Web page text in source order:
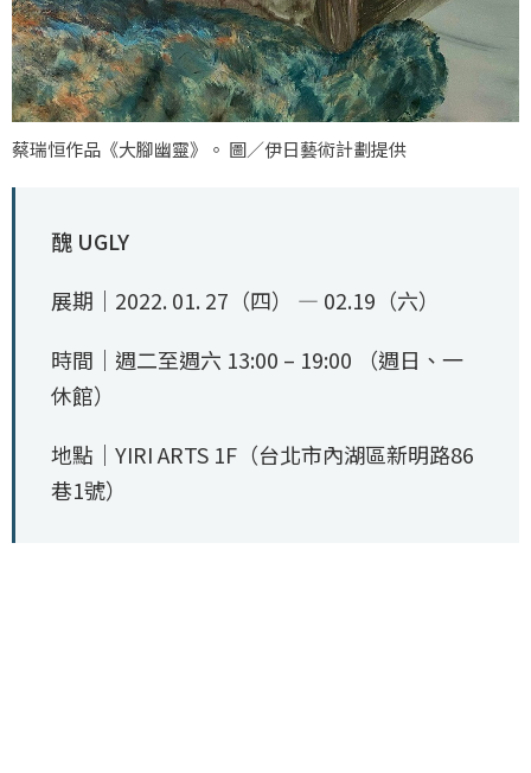
蔡瑞恒作品《大腳幽靈》。 圖／伊日藝術計劃提供
醜 UGLY
展期｜2022. 01. 27（四） — 02.19（六）
時間｜週二至週六 13:00 – 19:00 （週日、一
休館）
地點｜YIRI ARTS 1F（台北市內湖區新明路86
巷1號）